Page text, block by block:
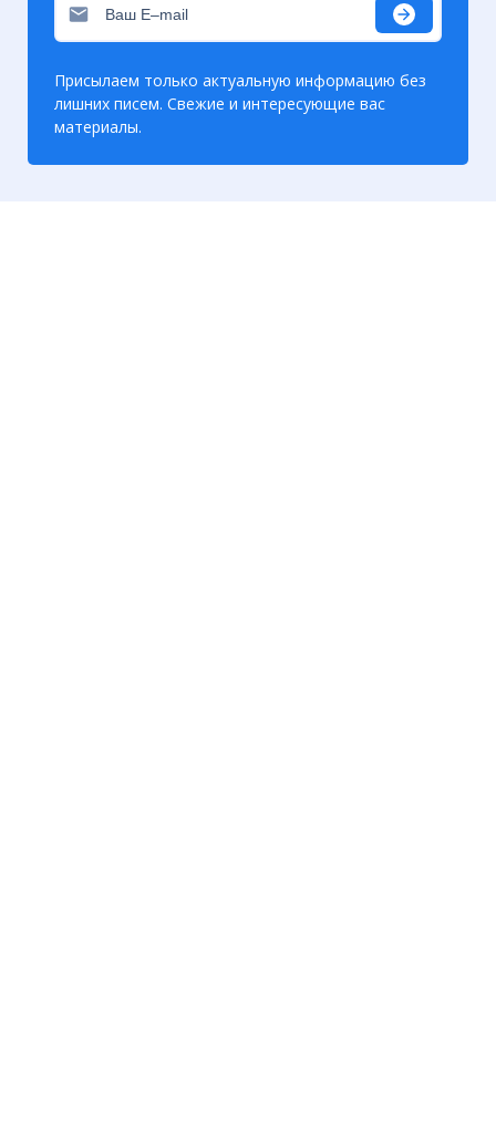
Присылаем только актуальную информацию без
лишних писем. Свежие и интересующие вас
материалы.